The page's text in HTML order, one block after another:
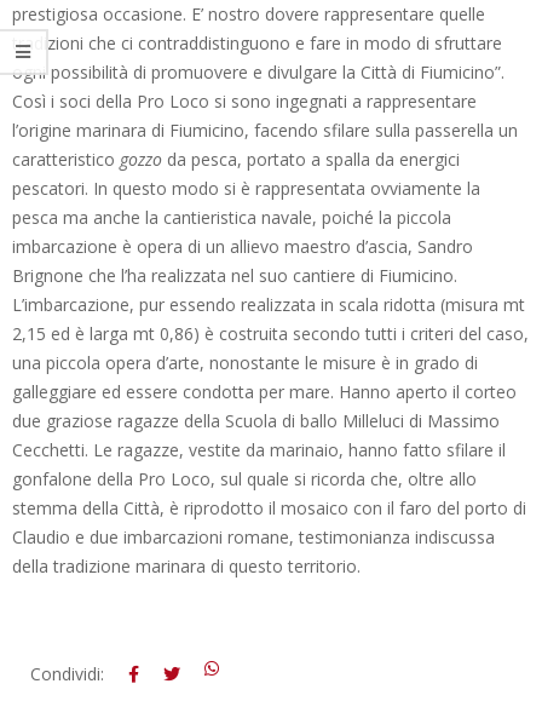
prestigiosa occasione. E’ nostro dovere rappresentare quelle
tradizioni che ci contraddistinguono e fare in modo di sfruttare
ogni possibilità di promuovere e divulgare la Città di Fiumicino”.
Così i soci della Pro Loco si sono ingegnati a rappresentare
l’origine marinara di Fiumicino, facendo sfilare sulla passerella un
caratteristico gozzo da pesca, portato a spalla da energici
pescatori. In questo modo si è rappresentata ovviamente la
pesca ma anche la cantieristica navale, poiché la piccola
imbarcazione è opera di un allievo maestro d’ascia, Sandro
Brignone che l’ha realizzata nel suo cantiere di Fiumicino.
L’imbarcazione, pur essendo realizzata in scala ridotta (misura mt
2,15 ed è larga mt 0,86) è costruita secondo tutti i criteri del caso,
una piccola opera d’arte, nonostante le misure è in grado di
galleggiare ed essere condotta per mare. Hanno aperto il corteo
due graziose ragazze della Scuola di ballo Milleluci di Massimo
Cecchetti. Le ragazze, vestite da marinaio, hanno fatto sfilare il
gonfalone della Pro Loco, sul quale si ricorda che, oltre allo
stemma della Città, è riprodotto il mosaico con il faro del porto di
Claudio e due imbarcazioni romane, testimonianza indiscussa
della tradizione marinara di questo territorio.
2012-
Condividi: